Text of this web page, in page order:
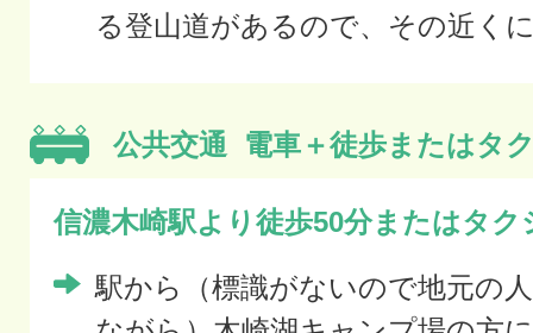
る登山道があるので、その近く
公共交通 電車＋徒歩またはタ
信濃木崎駅より徒歩50分またはタク
駅から（標識がないので地元の